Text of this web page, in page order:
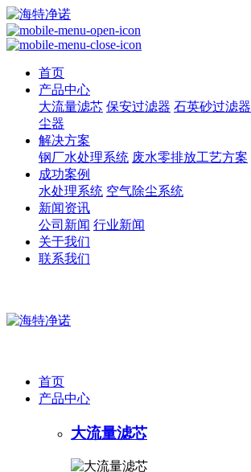
首页
产品中心
大流量滤芯 保安过滤器 石英砂过滤器
尘器
解决方案
钢厂水处理系统 废水零排放工艺方案
成功案例
水处理系统 空气除尘系统
新闻资讯
公司新闻 行业新闻
关于我们
联系我们
首页
产品中心
大流量滤芯